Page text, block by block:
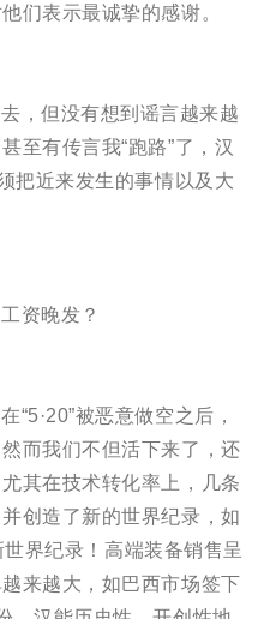
们表示最诚挚的感谢。
，但没有想到谣言越来越
至有传言我“跑路”了，汉
把近来发生的事情以及大
资晚发？
“5·20”被恶意做空之后，
而我们不但活下来了，还
其在技术转化率上，几条
创造了新的世界纪录，如
界纪录！高端装备销售呈
来越大，如巴西市场签下